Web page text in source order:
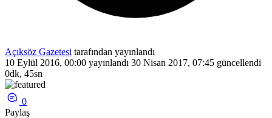
Açıksöz Gazetesi tarafından yayınlandı
10 Eylül 2016, 00:00 yayınlandı 30 Nisan 2017, 07:45 güncellendi
0dk, 45sn
0
Paylaş